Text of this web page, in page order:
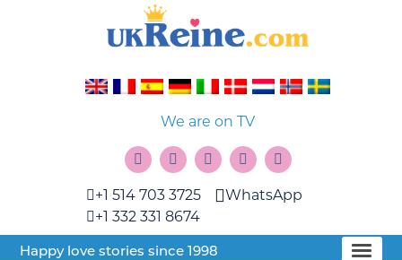
We are on TV
+1 514 703 3725
+1 332 331 8674
WhatsApp
Happy love stories since 1998